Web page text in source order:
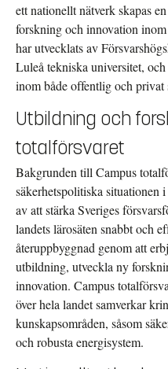
ett nationellt nätverk skapas
forskning och innovation
har utvecklats av
Luleå tekniska universitet,
inom både offentlig och privat
Utbildning och
totalförsvaret
Bakgrunden till Campus
säkerhetspolitiska situationen
av att stärka Sveriges
landets lärosäten snabbt och
återuppbyggnad genom att
utbildning, utveckla ny
innovation. Campus
över hela landet samverkar
kunskapsområden, såsom
och robusta energisystem.